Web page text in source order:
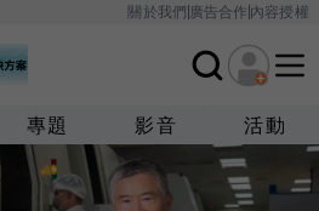
關於我們廣告合作內容授權
專題 影音 活動